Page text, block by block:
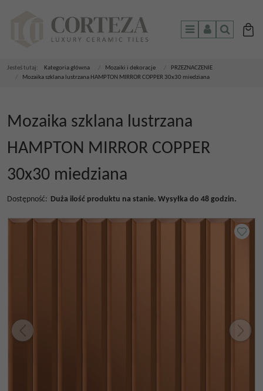
MenuPanelSzukaj
Jesteś tutaj: Kategoria główna Mozaiki i dekoracje
PRZEZNACZENIE
Mozaika szklana lustrzana HAMPTON MIRROR COPPER 30x30 miedziana
Mozaika szklana lustrzana
HAMPTON MIRROR COPPER
30x30 miedziana
Dostępność: Duża ilość produktu na stanie. Wysyłka do 48 godzin.